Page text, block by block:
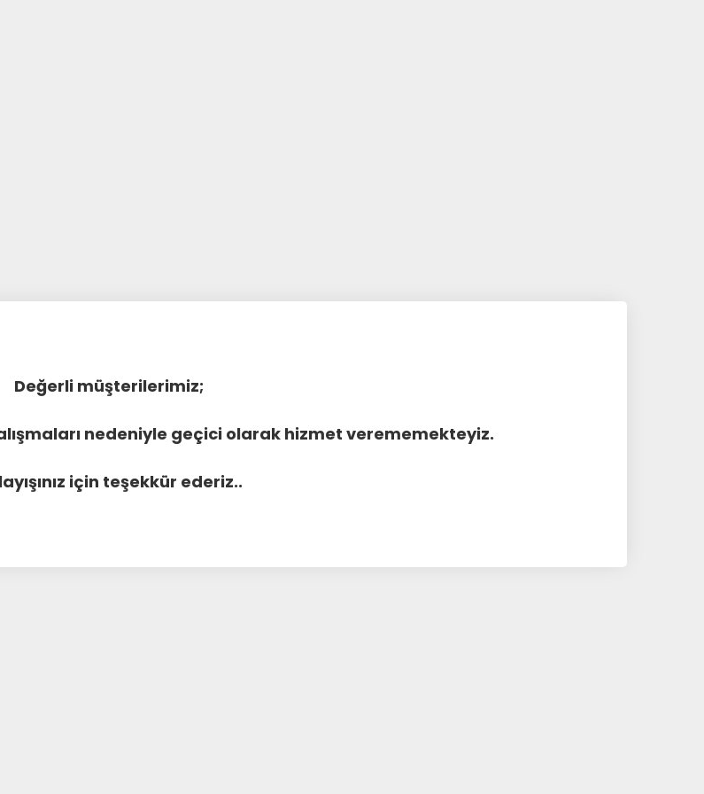
Değerli müşterilerimiz;
nedeniyle geçici olarak hizmet verememekteyiz.
için teşekkür ederiz..